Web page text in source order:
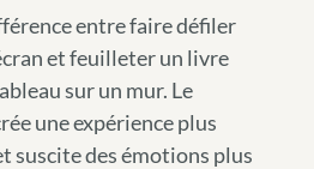
entre faire défiler
et feuilleter un livre
sur un mur. Le
une expérience plus
suscite des émotions plus